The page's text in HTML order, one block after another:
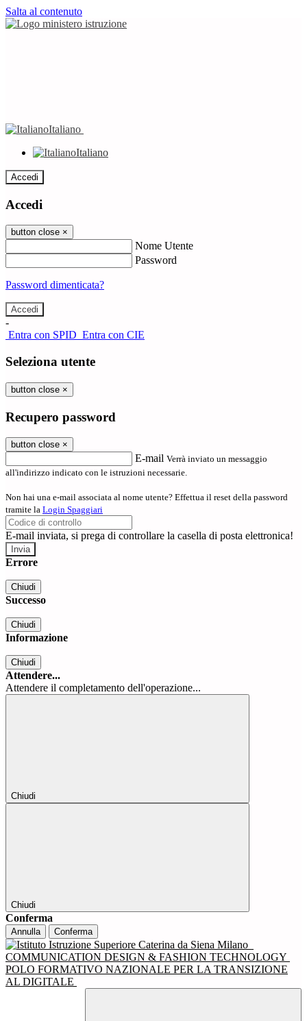
Salta al contenuto
Italiano
Italiano
Accedi
Accedi
button close ×
Nome Utente
Password
Password dimenticata?
-
Entra con SPID Entra con CIE
Seleziona utente
button close ×
Recupero password
button close ×
E-mail Verrà inviato un messaggio
all'indirizzo indicato con le istruzioni necessarie.
Non hai una e-mail associata al nome utente? Effettua il reset della password
tramite la Login Spaggiari
E-mail inviata, si prega di controllare la casella di posta elettronica!
Errore
Chiudi
Successo
Chiudi
Informazione
Chiudi
Attendere...
Attendere il completamento dell'operazione...
Chiudi
Chiudi
Conferma
Annulla Conferma
COMMUNICATION DESIGN & FASHION TECHNOLOGY
POLO FORMATIVO NAZIONALE PER LA TRANSIZIONE
AL DIGITALE